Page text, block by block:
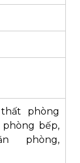
phòng
phòng bếp,
phòng,